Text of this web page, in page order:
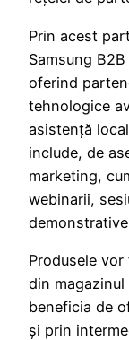
Prin acest
Samsung
oferind
tehnologice
asistență
include, de
marketing,
webinarii,
Produsele
din
beneficia de
și prin